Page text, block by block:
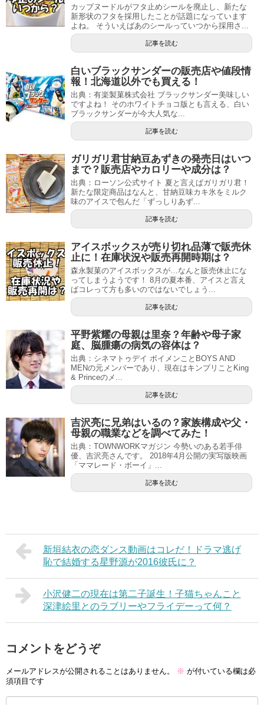
カップヌードルがフタ止めシールを廃止し、新たな
新形状のフタを採用したことが話題になっています
よね。 そういえばあのシールっていつから採用さ...
記事を読む
白いブラックサンダーの販売店や値段情
報！北海道以外でも買える！
出典：有楽製菓株式会社 ブラックサンダー美味しい
ですよね！ そのホワイトチョコ版とも言える、白い
ブラックサンダーが今大人気な...
記事を読む
ガリガリ君甘納豆あずきの発売日はいつ
まで？販売店やカロリーや成分は？
出典：ローソン公式サイト 夏と言えばガリガリ君！
新たな限定商品はなんと、甘納豆味カキ氷をミルク
味のアイスで包んだ「ずっしりあず...
記事を読む
アイスボックスが売り切れ品薄で販売休
止に！在庫状況や販売再開時期は？
森永製菓のアイスボックスが…なんと販売休止にな
ってしまうようです！ 8月の夏本番、アイスと言え
ばコレって方も多いのではないでしょう...
記事を読む
平野紫耀の母親は里奈？年齢や母子家
庭、脳腫瘍の病気の容体は？
出典：シネマトゥデイ ボイメンことBOYS AND
MENの元メンバーであり、現在はキンプリことKing
& Princeのメ...
記事を読む
吉沢亮に兄弟はいるの？家族構成や父・
母親の職業などを調べてみた！
出典：TOWNWORKマガジン 今勢いのある若手俳
優、吉沢亮さんです。 2018年4月公開の実写版映画
「ママレード・ボーイ」...
記事を読む
新垣結衣の恋ダンス動画はコレだ！ドラマ逃げ
恥で結婚する星野源が2016彼氏に？
小沢健二の現在は第二子誕生！子猫ちゃんこと
深津絵里とのラブリーやフライデーって何？
コメントをどうぞ
メールアドレスが公開されることはありません。 ※ が付いている欄は必
須項目です